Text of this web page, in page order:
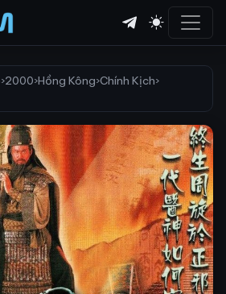
›2000›Hồng Kông›Chính Kịch›